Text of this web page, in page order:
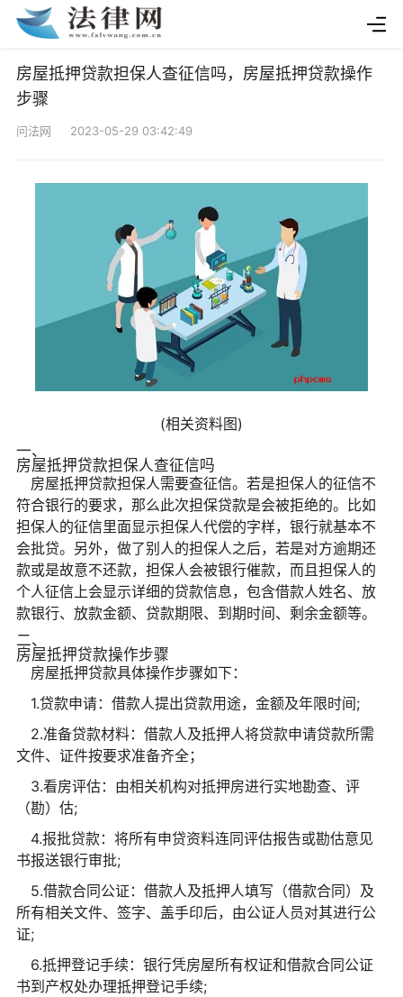
房屋抵押贷款担保人查征信吗，房屋抵押贷款操作
步骤
问法网 2023-05-29 03:42:49
(相关资料图)
一、
房屋抵押贷款担保人查征信吗
房屋抵押贷款担保人需要查征信。若是担保人的征信不
符合银行的要求，那么此次担保贷款是会被拒绝的。比如
担保人的征信里面显示担保人代偿的字样，银行就基本不
会批贷。另外，做了别人的担保人之后，若是对方逾期还
款或是故意不还款，担保人会被银行催款，而且担保人的
个人征信上会显示详细的贷款信息，包含借款人姓名、放
款银行、放款金额、贷款期限、到期时间、剩余金额等。
二、
房屋抵押贷款操作步骤
房屋抵押贷款具体操作步骤如下：
1.贷款申请：借款人提出贷款用途，金额及年限时间;
2.准备贷款材料：借款人及抵押人将贷款申请贷款所需
文件、证件按要求准备齐全；
3.看房评估：由相关机构对抵押房进行实地勘查、评
（勘）估;
4.报批贷款：将所有申贷资料连同评估报告或勘估意见
书报送银行审批;
5.借款合同公证：借款人及抵押人填写（借款合同）及
所有相关文件、签字、盖手印后，由公证人员对其进行公
证;
6.抵押登记手续：银行凭房屋所有权证和借款合同公证
书到产权处办理抵押登记手续;